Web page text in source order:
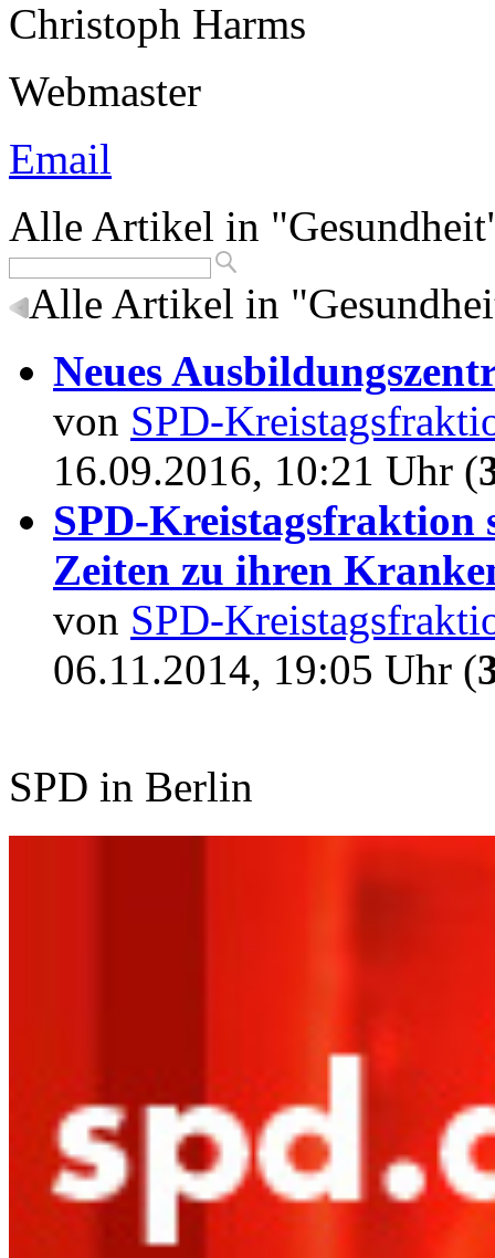
Christoph Harms
Webmaster
Email
Alle Artikel in
Alle Artikel in
Neues
von SPD-
16.09.2016, 10:21 Uhr (
SPD-Kreistagsfraktion
Zeiten zu ihren
von SPD-
06.11.2014, 19:05 Uhr (
SPD in Berlin